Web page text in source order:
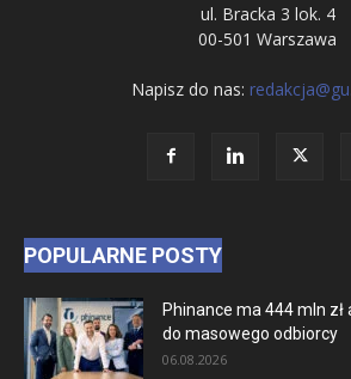
ul. Bracka 3 lok. 4
00-501 Warszawa
Napisz do nas:
POPULARNE POSTY
Phinance ma 444 mln
do masowego odbiorcy
06.08.2026